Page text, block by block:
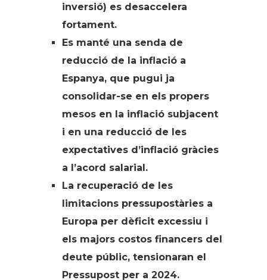
inversió) es desaccelera
fortament.
Es manté una senda de
reducció de la inflació a
Espanya, que pugui ja
consolidar-se en els propers
mesos en la inflació subjacent
i en una reducció de les
expectatives d’inflació gràcies
a l’acord salarial.
La recuperació de les
limitacions pressupostàries a
Europa per dèficit excessiu i
els majors costos financers del
deute públic, tensionaran el
Pressupost per a 2024.